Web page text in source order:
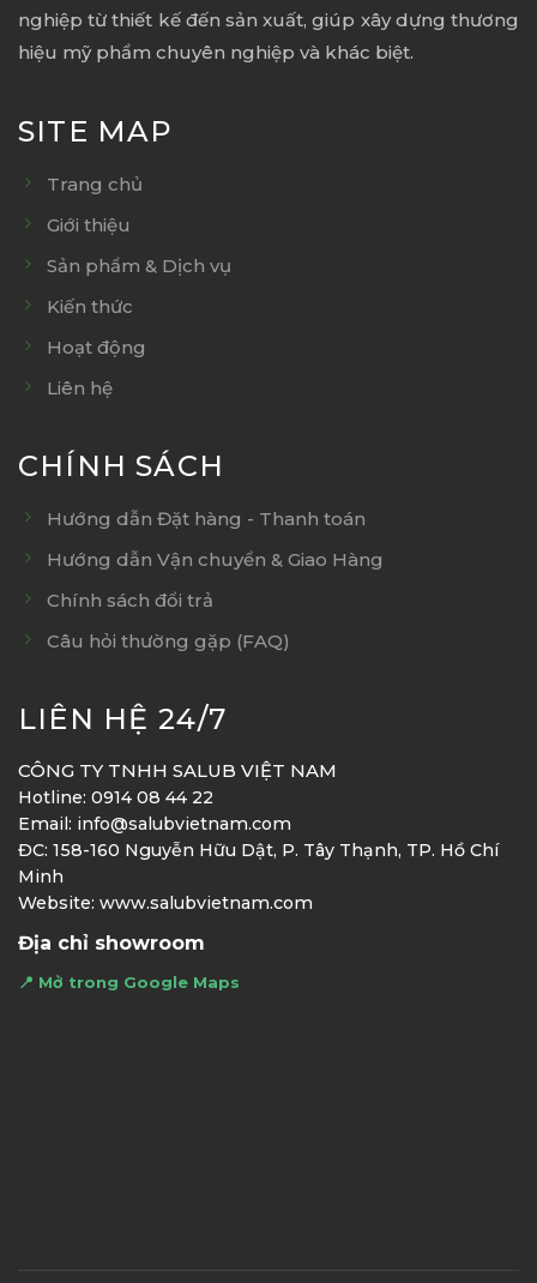
nghiệp từ thiết kế đến sản xuất, giúp xây dựng thương
hiệu mỹ phẩm chuyên nghiệp và khác biệt.
SITE MAP
Trang chủ
Giới thiệu
Sản phẩm & Dịch vụ
Kiến thức
Hoạt động
Liên hệ
CHÍNH SÁCH
Hướng dẫn Đặt hàng - Thanh toán
Hướng dẫn Vận chuyển & Giao Hàng
Chính sách đổi trả
Câu hỏi thường gặp (FAQ)
LIÊN HỆ 24/7
CÔNG TY TNHH SALUB VIỆT NAM
Hotline: 0914 08 44 22
Email: info@salubvietnam.com
ĐC: 158-160 Nguyễn Hữu Dật, P. Tây Thạnh, TP. Hồ Chí
Minh
Website: www.salubvietnam.com
Địa chỉ showroom
📍 Mở trong Google Maps